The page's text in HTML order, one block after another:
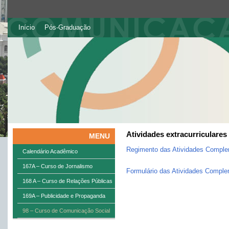
Início Pós-Graduação
MENU
Calendário Acadêmico
167A – Curso de Jornalismo
168 A – Curso de Relações Públicas
169A – Publicidade e Propaganda
98 – Curso de Comunicação Social
Atividades extracurriculares
Regimento das Atividades
Formulário das Atividades